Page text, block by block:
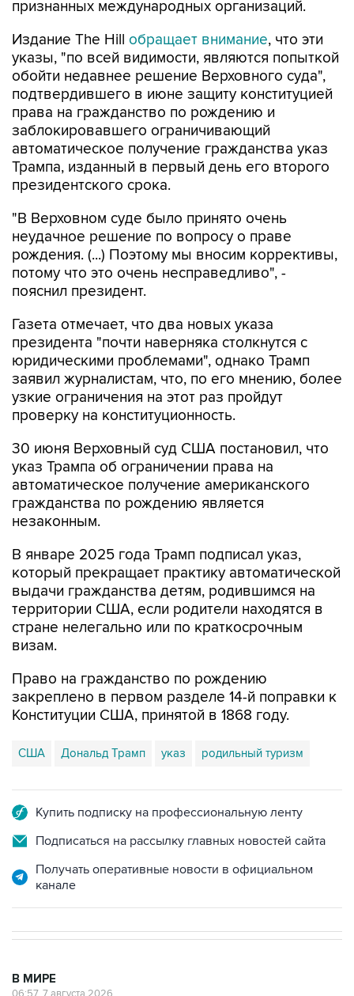
признанных международных организаций.
Издание The Hill обращает внимание, что эти
указы, "по всей видимости, являются попыткой
обойти недавнее решение Верховного суда",
подтвердившего в июне защиту конституцией
права на гражданство по рождению и
заблокировавшего ограничивающий
автоматическое получение гражданства указ
Трампа, изданный в первый день его второго
президентского срока.
"В Верховном суде было принято очень
неудачное решение по вопросу о праве
рождения. (...) Поэтому мы вносим коррективы,
потому что это очень несправедливо", -
пояснил президент.
Газета отмечает, что два новых указа
президента "почти наверняка столкнутся с
юридическими проблемами", однако Трамп
заявил журналистам, что, по его мнению, более
узкие ограничения на этот раз пройдут
проверку на конституционность.
30 июня Верховный суд США постановил, что
указ Трампа об ограничении права на
автоматическое получение американского
гражданства по рождению является
незаконным.
В январе 2025 года Трамп подписал указ,
который прекращает практику автоматической
выдачи гражданства детям, родившимся на
территории США, если родители находятся в
стране нелегально или по краткосрочным
визам.
Право на гражданство по рождению
закреплено в первом разделе 14-й поправки к
Конституции США, принятой в 1868 году.
США Дональд Трамп указ родильный туризм
Купить подписку на профессиональную ленту
Подписаться на рассылку главных новостей сайта
Получать оперативные новости в официальном
канале
В МИРЕ
06:57, 7 августа 2026